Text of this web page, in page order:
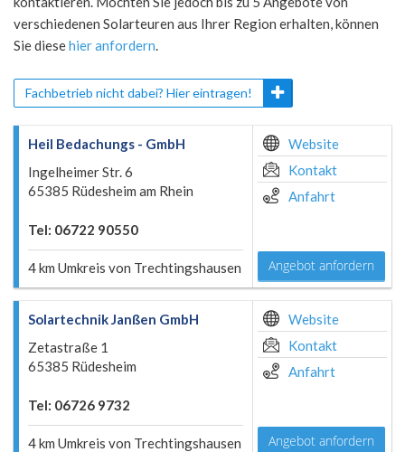
verschiedenen Solarteuren aus Ihrer Region erhalten, können
Sie diesehier anfordern.
Fachbetrieb nicht dabei? Hier eintragen!
Heil Bedachungs - GmbH
Ingelheimer Str. 6
65385 Rüdesheim am Rhein
Tel: 06722 90550
4 km Umkreis von Trechtingshausen
Website
Kontakt
Anfahrt
Angebot anfordern
Solartechnik Janßen GmbH
Zetastraße 1
65385 Rüdesheim
Tel: 06726 9732
4 km Umkreis von Trechtingshausen
Website
Kontakt
Anfahrt
Angebot anfordern